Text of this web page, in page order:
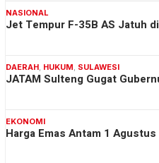
NASIONAL
Jet Tempur F-35B AS Jatuh
DAERAH HUKUM SULAWESI
JATAM Sulteng Gugat
EKONOMI
Harga Emas Antam 1